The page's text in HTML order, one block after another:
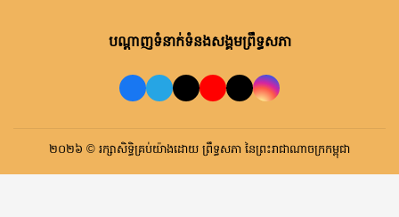
បណ្តាញទំនាក់ទំនងសង្គមព្រឹទ្ធសភា
២០២៦ © រក្សាសិទ្ធិគ្រប់យ៉ាងដោយ ព្រឹទ្ធសភា នៃព្រះរាជាណាចក្រកម្ពុជា